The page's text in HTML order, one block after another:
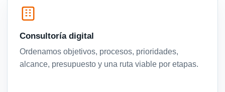
Consultoría digital
Ordenamos objetivos, procesos, prioridades,
alcance, presupuesto y una ruta viable por etapas.